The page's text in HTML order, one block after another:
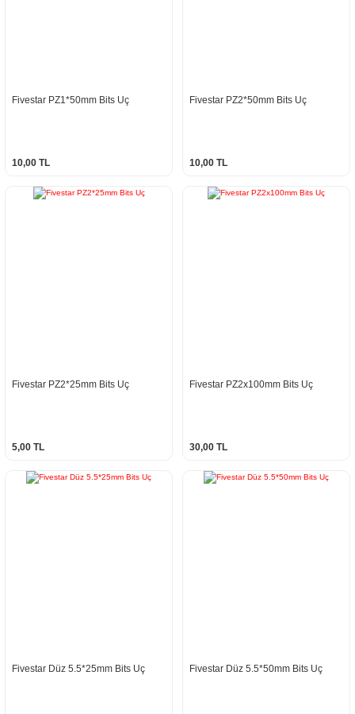
Fivestar PZ1*50mm Bits Uç
10,00 TL
Fivestar PZ2*50mm Bits Uç
10,00 TL
Fivestar PZ2*25mm Bits Uç
5,00 TL
Fivestar PZ2x100mm Bits Uç
30,00 TL
Fivestar Düz 5.5*25mm Bits Uç Fivestar Düz 5.5*50mm Bits Uç